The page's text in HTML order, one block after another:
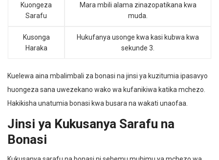
Kuongeza
Sarafu
Mara mbili alama zinazopatikana kwa
muda.
Kusonga
Haraka
Hukufanya usonge kwa kasi kubwa kwa
sekunde 3.
Kuelewa aina mbalimbali za bonasi na jinsi ya kuzitumia ipasavyo
huongeza sana uwezekano wako wa kufanikiwa katika mchezo.
Hakikisha unatumia bonasi kwa busara na wakati unaofaa.
Jinsi ya Kukusanya Sarafu na
Bonasi